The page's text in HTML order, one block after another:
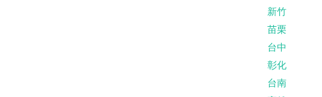
新竹
苗栗
台中
彰化
台南